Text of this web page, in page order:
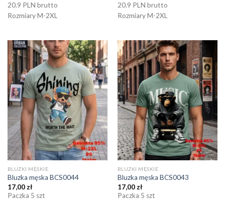
20.9 PLN brutto
Rozmiary M-2XL
20.9 PLN brutto
Rozmiary M-2XL
BLUZKI MĘSKIE
Bluzka męska BCS0044
17,00 zł
Paczka 5 szt
BLUZKI MĘSKIE
Bluzka męska BCS0043
17,00 zł
Paczka 5 szt